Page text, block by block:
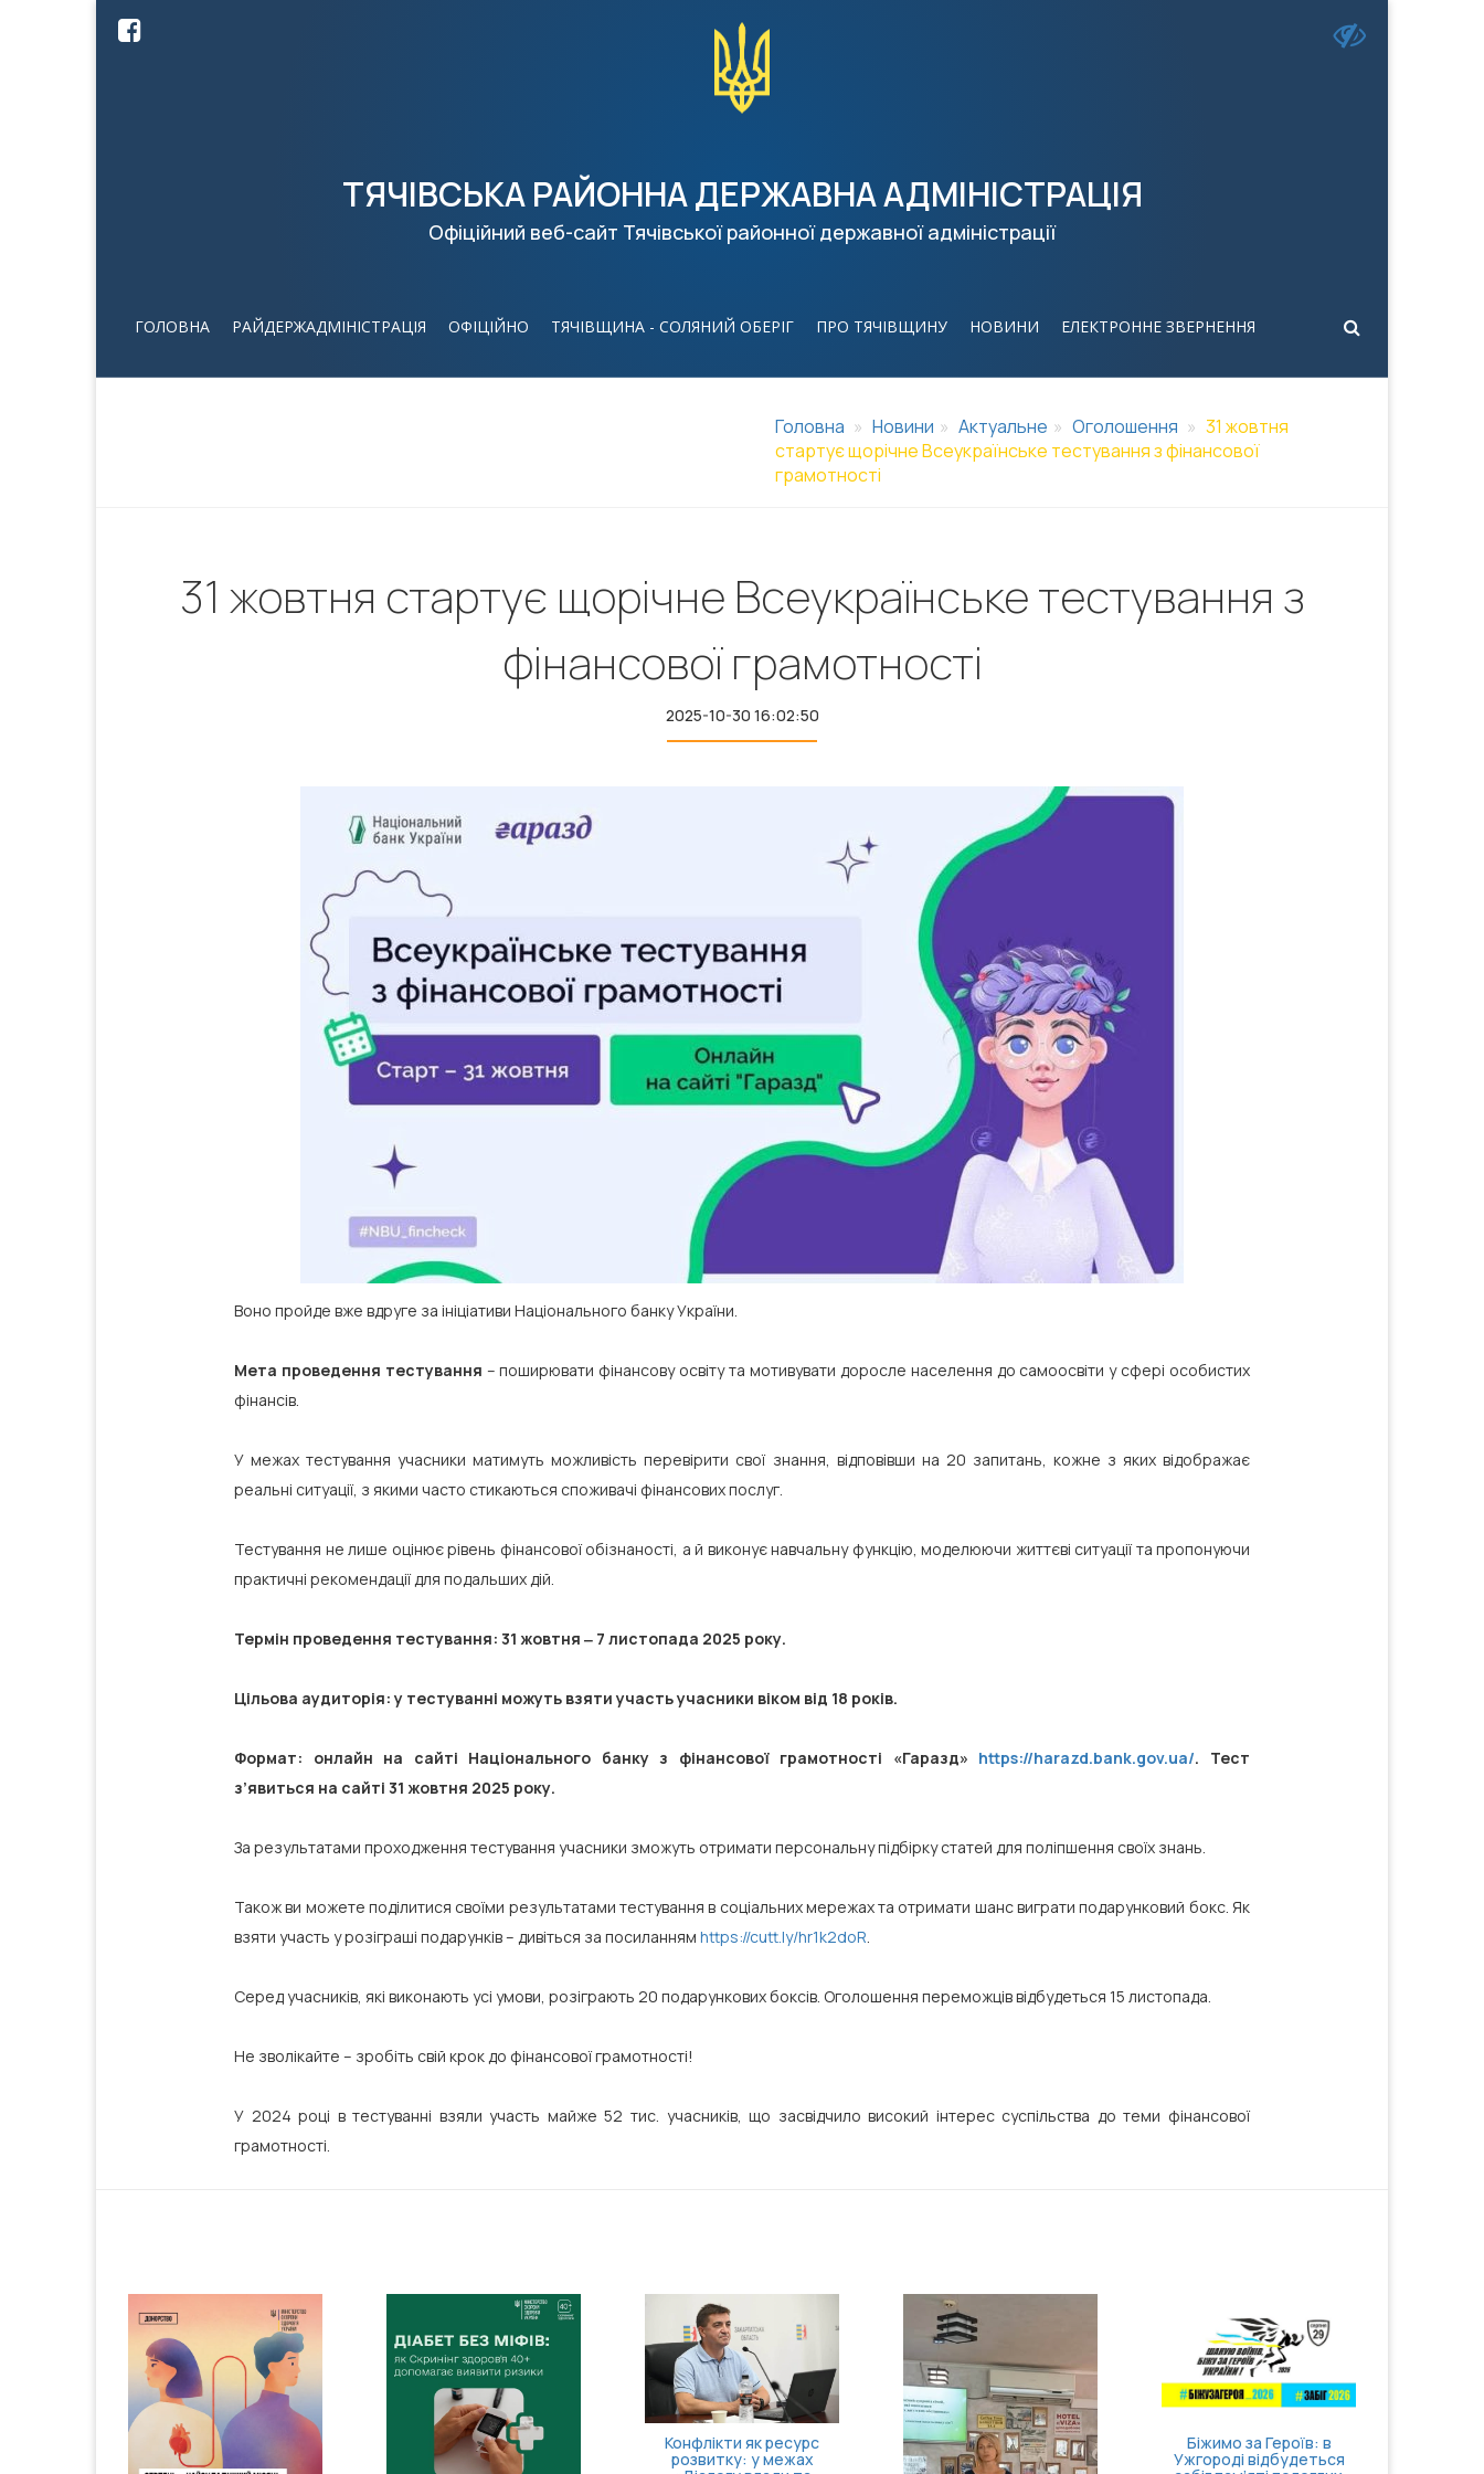
ТЯЧІВСЬКА РАЙОННА ДЕРЖАВНА АДМІНІСТРАЦІЯ
Офіційний веб-сайт Тячівської районної державної адміністрації
ГОЛОВНА РАЙДЕРЖАДМІНІСТРАЦІЯ ОФІЦІЙНО ТЯЧІВЩИНА - СОЛЯНИЙ ОБЕРІГ ПРО ТЯЧІВЩИНУ НОВИНИ ЕЛЕКТРОННЕ ЗВЕРНЕННЯ
Головна Новини Актуальне Оголошення
31 жовтня
стартує щорічне Всеукраїнське тестування з фінансової
грамотності
31 жовтня стартує щорічне Всеукраїнське тестування з
фінансової грамотності
2025-10-30 16:02:50
Воно пройде вже вдруге за ініціативи Національного банку України.
Мета проведення тестування – поширювати фінансову освіту та мотивувати доросле населення до самоосвіти у сфері особистих
фінансів.
У межах тестування учасники матимуть можливість перевірити свої знання, відповівши на 20 запитань, кожне з яких відображає
реальні ситуації, з якими часто стикаються споживачі фінансових послуг.
Тестування не лише оцінює рівень фінансової обізнаності, а й виконує навчальну функцію, моделюючи життєві ситуації та пропонуючи
практичні рекомендації для подальших дій.
Термін проведення тестування: 31 жовтня ‒ 7 листопада 2025 року.
Цільова аудиторія: у тестуванні можуть взяти участь учасники віком від 18 років.
Формат: онлайн на сайті Національного банку з фінансової грамотності «Гаразд» https://harazd.bank.gov.ua/. Тест
з’явиться на сайті 31 жовтня 2025 року.
За результатами проходження тестування учасники зможуть отримати персональну підбірку статей для поліпшення своїх знань.
Також ви можете поділитися своїми результатами тестування в соціальних мережах та отримати шанс виграти подарунковий бокс. Як
взяти участь у розіграші подарунків – дивіться за посиланням https://cutt.ly/hr1k2doR.
Серед учасників, які виконають усі умови, розіграють 20 подарункових боксів. Оголошення переможців відбудеться 15 листопада.
Не зволікайте – зробіть свій крок до фінансової грамотності!
У 2024 році в тестуванні взяли участь майже 52 тис. учасників, що засвідчило високий інтерес суспільства до теми фінансової
грамотності.
Біжимо за Героїв: в
Ужгороді відбудеться
11 серпня відбудеться
засідання Ради з питань